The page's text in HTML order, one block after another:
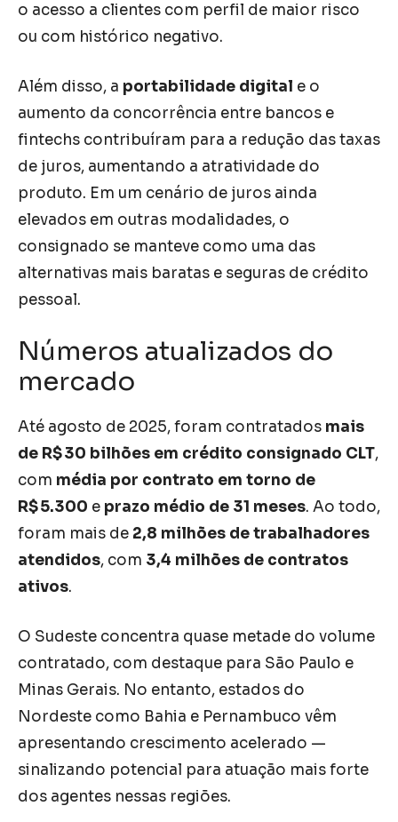
o acesso a clientes com perfil de maior risco
ou com histórico negativo.
Além disso, a portabilidade digital e o
aumento da concorrência entre bancos e
fintechs contribuíram para a redução das taxas
de juros, aumentando a atratividade do
produto. Em um cenário de juros ainda
elevados em outras modalidades, o
consignado se manteve como uma das
alternativas mais baratas e seguras de crédito
pessoal.
Números atualizados do
mercado
Até agosto de 2025, foram contratados mais
de R$ 30 bilhões em crédito consignado CLT,
com média por contrato em torno de
R$ 5.300 e prazo médio de 31 meses. Ao todo,
foram mais de 2,8 milhões de trabalhadores
atendidos, com 3,4 milhões de contratos
ativos.
O Sudeste concentra quase metade do volume
contratado, com destaque para São Paulo e
Minas Gerais. No entanto, estados do
Nordeste como Bahia e Pernambuco vêm
apresentando crescimento acelerado —
sinalizando potencial para atuação mais forte
dos agentes nessas regiões.